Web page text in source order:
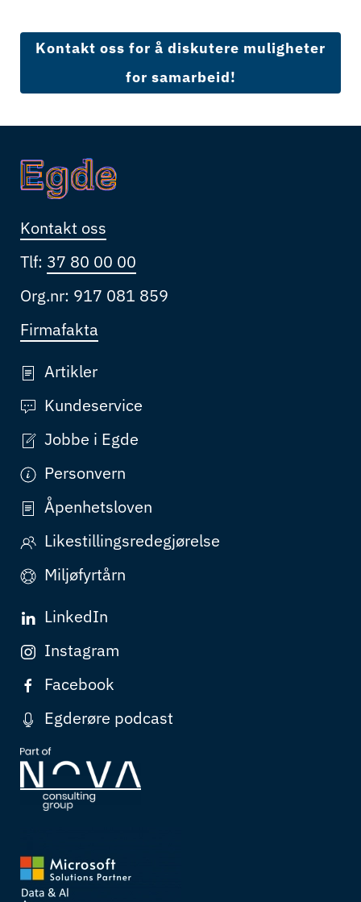
Kontakt oss for å diskutere muligheter
for samarbeid!
Kontakt oss
Tlf: 37 80 00 00
Org.nr: 917 081 859
Firmafakta
Artikler
Kundeservice
Jobbe i Egde
Personvern
Åpenhetsloven
Likestillingsredegjørelse
Miljøfyrtårn
LinkedIn
Instagram
Facebook
Egderøre podcast